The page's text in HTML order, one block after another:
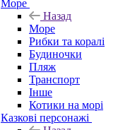
Море
Назад
Море
Рибки та коралі
Будиночки
Пляж
Транспорт
Інше
Котики на морі
Казкові персонажі